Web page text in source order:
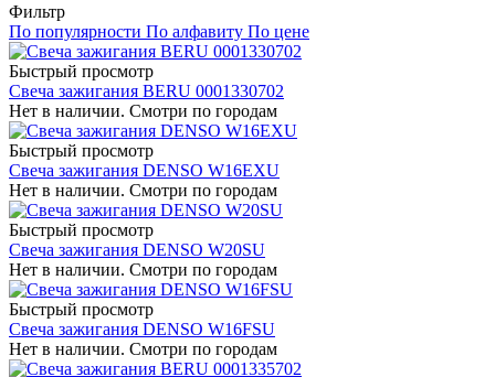
Фильтр
По популярности По алфавиту По цене
Быстрый просмотр
Свеча зажигания BERU 0001330702
Нет в наличии. Смотри по городам
Быстрый просмотр
Свеча зажигания DENSO W16EXU
Нет в наличии. Смотри по городам
Быстрый просмотр
Свеча зажигания DENSO W20SU
Нет в наличии. Смотри по городам
Быстрый просмотр
Свеча зажигания DENSO W16FSU
Нет в наличии. Смотри по городам